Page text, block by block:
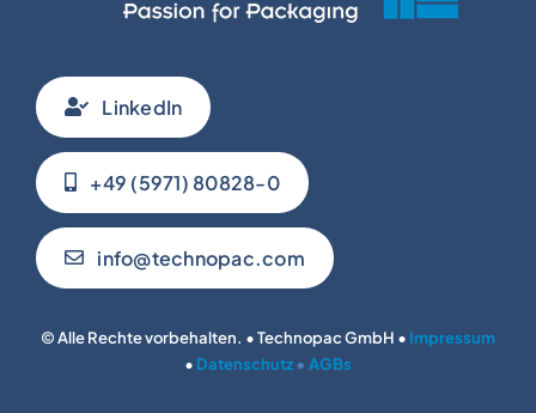
LinkedIn
+49 (5971) 80828-0
info@technopac.com
© Alle Rechte vorbehalten. • Technopac GmbH • Impressum
• Datenschutz• AGBs